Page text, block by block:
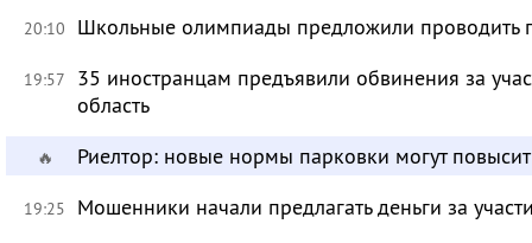
20:10 Школьные олимпиады предложили проводить
19:57
35 иностранцам предъявили обвинения за
область
🔥 Риелтор: новые нормы парковки могут
19:25 Мошенники начали предлагать деньги за